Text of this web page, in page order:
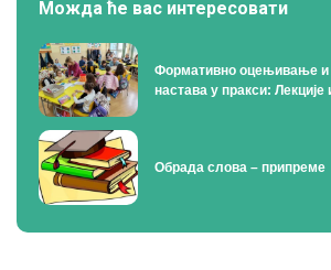
Можда ће вас интересовати
Формативно оцењивање
настава у пракси:
Oбрада слова – припреме